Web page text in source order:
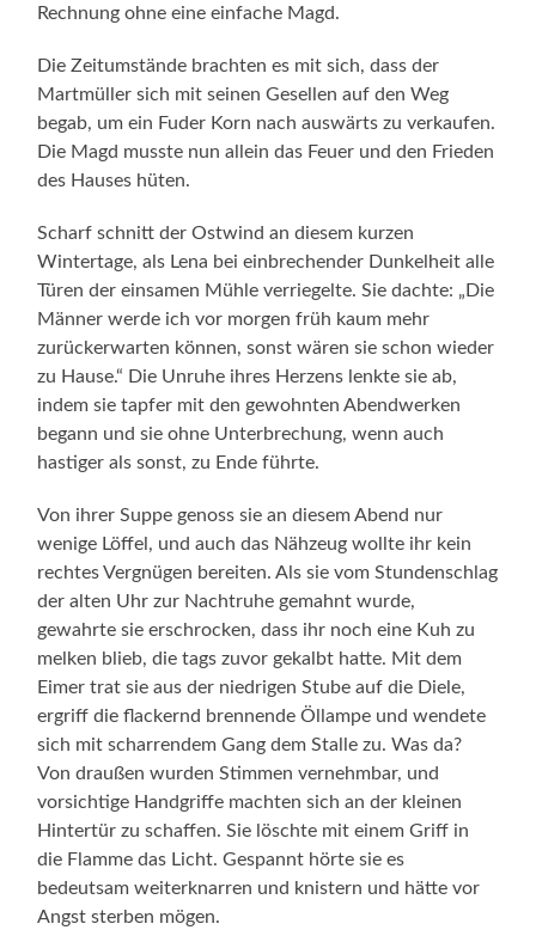
Rechnung ohne eine einfache Magd.
Die Zeitumstände brachten es mit sich, dass der
Martmüller sich mit seinen Gesellen auf den Weg
begab, um ein Fuder Korn nach auswärts zu verkaufen.
Die Magd musste nun allein das Feuer und den Frieden
des Hauses hüten.
Scharf schnitt der Ostwind an diesem kurzen
Wintertage, als Lena bei einbrechender Dunkelheit alle
Türen der einsamen Mühle verriegelte. Sie dachte: „Die
Männer werde ich vor morgen früh kaum mehr
zurückerwarten können, sonst wären sie schon wieder
zu Hause.“ Die Unruhe ihres Herzens lenkte sie ab,
indem sie tapfer mit den gewohnten Abendwerken
begann und sie ohne Unterbrechung, wenn auch
hastiger als sonst, zu Ende führte.
Von ihrer Suppe genoss sie an diesem Abend nur
wenige Löffel, und auch das Nähzeug wollte ihr kein
rechtes Vergnügen bereiten. Als sie vom Stundenschlag
der alten Uhr zur Nachtruhe gemahnt wurde,
gewahrte sie erschrocken, dass ihr noch eine Kuh zu
melken blieb, die tags zuvor gekalbt hatte. Mit dem
Eimer trat sie aus der niedrigen Stube auf die Diele,
ergriff die flackernd brennende Öllampe und wendete
sich mit scharrendem Gang dem Stalle zu. Was da?
Von draußen wurden Stimmen vernehmbar, und
vorsichtige Handgriffe machten sich an der kleinen
Hintertür zu schaffen. Sie löschte mit einem Griff in
die Flamme das Licht. Gespannt hörte sie es
bedeutsam weiterknarren und knistern und hätte vor
Angst sterben mögen.